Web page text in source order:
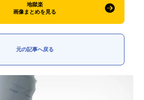
地獄楽
画像まとめを見る
元の記事へ戻る